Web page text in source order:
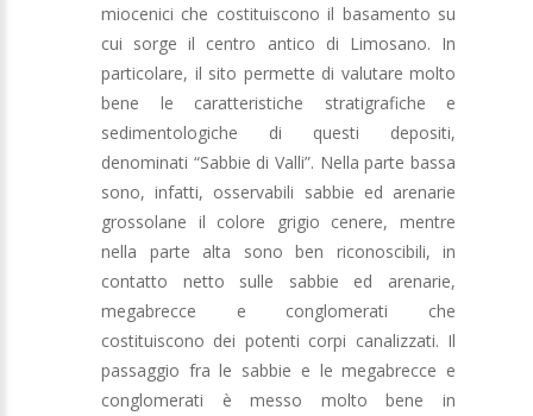
miocenici che costituiscono il basamento su
cui sorge il centro antico di Limosano. In
particolare, il sito permette di valutare molto
bene le caratteristiche stratigrafiche e
sedimentologiche di questi depositi,
denominati “Sabbie di Valli”. Nella parte bassa
sono, infatti, osservabili sabbie ed arenarie
grossolane il colore grigio cenere, mentre
nella parte alta sono ben riconoscibili, in
contatto netto sulle sabbie ed arenarie,
megabrecce e conglomerati che
costituiscono dei potenti corpi canalizzati. Il
passaggio fra le sabbie e le megabrecce e
conglomerati è messo molto bene in